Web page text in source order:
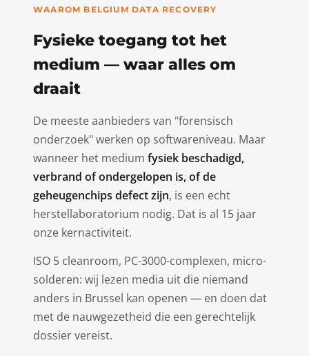
WAAROM BELGIUM DATA RECOVERY
Fysieke toegang tot het
medium — waar alles om
draait
De meeste aanbieders van "forensisch
onderzoek" werken op softwareniveau. Maar
wanneer het medium fysiek beschadigd,
verbrand of ondergelopen is, of de
geheugenchips defect zijn, is een echt
herstellaboratorium nodig. Dat is al 15 jaar
onze kernactiviteit.
ISO 5 cleanroom, PC-3000-complexen, micro-
solderen: wij lezen media uit die niemand
anders in Brussel kan openen — en doen dat
met de nauwgezetheid die een gerechtelijk
dossier vereist.